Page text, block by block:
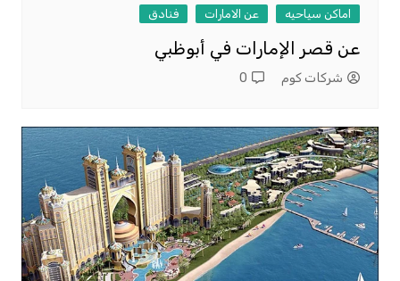
اماكن سياحيه عن الامارات فنادق
عن قصر الإمارات في أبوظبي
شركات كوم 0